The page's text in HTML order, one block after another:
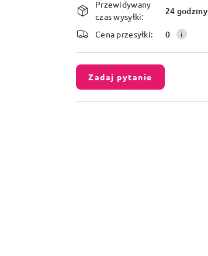
i
dostawa
Przewidywany
czas wysyłki:
24 godziny
Cena przesyłki: 0
Zadaj pytanie